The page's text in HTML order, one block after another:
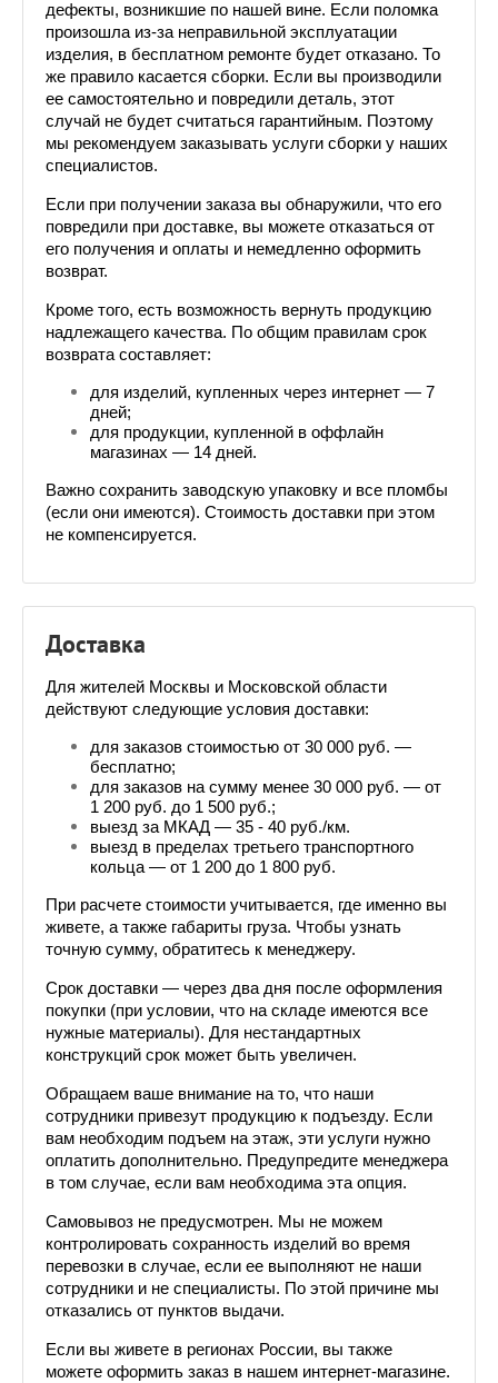
дефекты, возникшие по нашей вине. Если поломка
произошла из-за неправильной эксплуатации
изделия, в бесплатном ремонте будет отказано. То
же правило касается сборки. Если вы производили
ее самостоятельно и повредили деталь, этот
случай не будет считаться гарантийным. Поэтому
мы рекомендуем заказывать услуги сборки у наших
специалистов.
Если при получении заказа вы обнаружили, что его
повредили при доставке, вы можете отказаться от
его получения и оплаты и немедленно оформить
возврат.
Кроме того, есть возможность вернуть продукцию
надлежащего качества. По общим правилам срок
возврата составляет:
для изделий, купленных через интернет — 7
дней;
для продукции, купленной в оффлайн
магазинах — 14 дней.
Важно сохранить заводскую упаковку и все пломбы
(если они имеются). Стоимость доставки при этом
не компенсируется.
Доставка
Для жителей Москвы и Московской области
действуют следующие условия доставки:
для заказов стоимостью от 30 000 руб. —
бесплатно;
для заказов на сумму менее 30 000 руб. — от
1 200 руб. до 1 500 руб.;
выезд за МКАД — 35 - 40 руб./км.
выезд в пределах третьего транспортного
кольца — от 1 200 до 1 800 руб.
При расчете стоимости учитывается, где именно вы
живете, а также габариты груза. Чтобы узнать
точную сумму, обратитесь к менеджеру.
Срок доставки — через два дня после оформления
покупки (при условии, что на складе имеются все
нужные материалы). Для нестандартных
конструкций срок может быть увеличен.
Обращаем ваше внимание на то, что наши
сотрудники привезут продукцию к подъезду. Если
вам необходим подъем на этаж, эти услуги нужно
оплатить дополнительно. Предупредите менеджера
в том случае, если вам необходима эта опция.
Самовывоз не предусмотрен. Мы не можем
контролировать сохранность изделий во время
перевозки в случае, если ее выполняют не наши
сотрудники и не специалисты. По этой причине мы
отказались от пунктов выдачи.
Если вы живете в регионах России, вы также
можете оформить заказ в нашем интернет-магазине.